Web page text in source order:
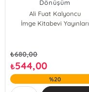
Dönüşüm
Ali Fuat Kalyoncu
İmge Kitabevi Yayınları
₺680,00
₺544,00
%20